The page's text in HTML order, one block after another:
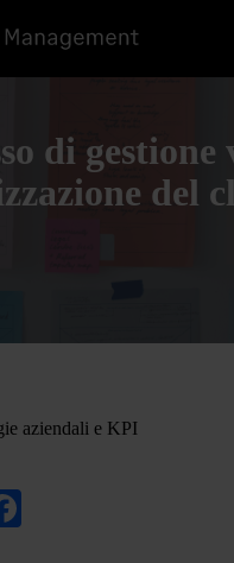
di gestione
del
aziendali e KPI